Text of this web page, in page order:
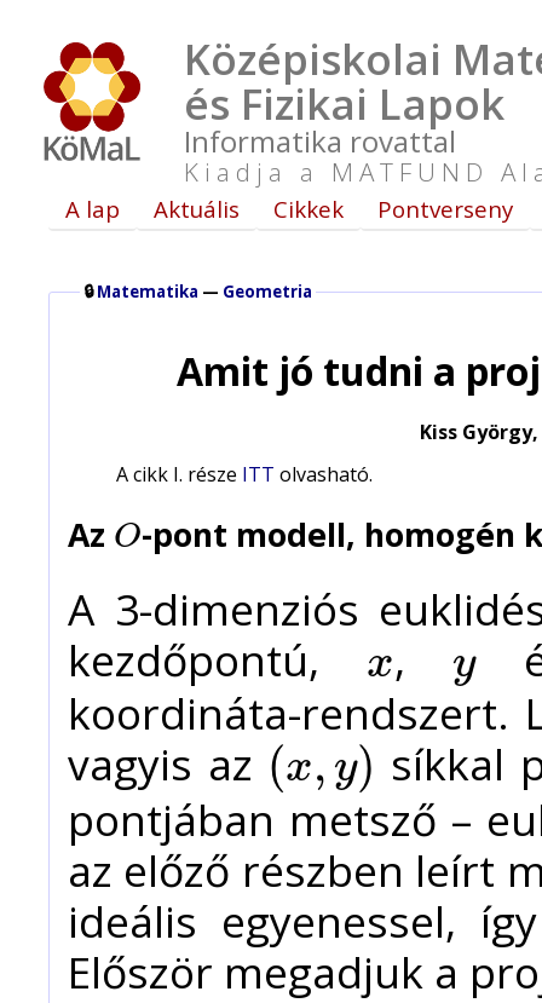
Középiskolai
és Fizikai Lapok
Informatika rovattal
Kiadja a MATFUND
A lap Aktuális Cikkek Pontverseny
🔒Matematika — Geometria
Amit jó tudni a
Kiss
A cikk I. része ITT olvasható.
Az O
O-pont modell, homogén
A 3-dimenziós
kezdőpontú,
x
x , y
y
koordináta-rendszert.
vagyis az (x, y)
(x ,y)
síkkal
pontjában metsző –
az előző részben leírt
ideális egyenessel,
Először megadjuk a